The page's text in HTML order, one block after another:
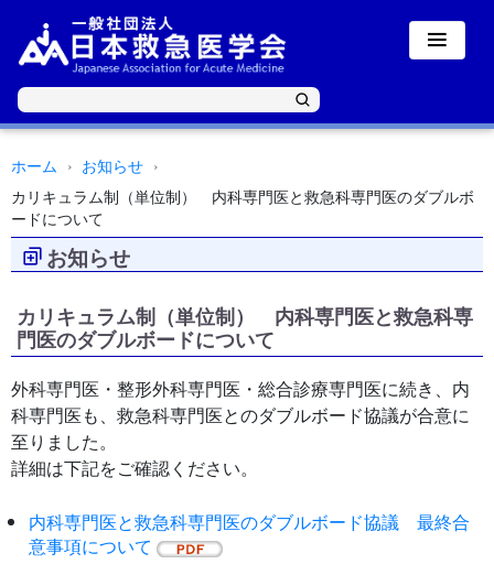
ホーム
お知らせ
カリキュラム制（単位制） 内科専門医と救急科専門医のダブルボ
ードについて
お知らせ
カリキュラム制（単位制） 内科専門医と救急科専
門医のダブルボードについて
外科専門医・整形外科専門医・総合診療専門医に続き、内
科専門医も、救急科専門医とのダブルボード協議が合意に
至りました。
詳細は下記をご確認ください。
内科専門医と救急科専門医のダブルボード協議 最終合
意事項について